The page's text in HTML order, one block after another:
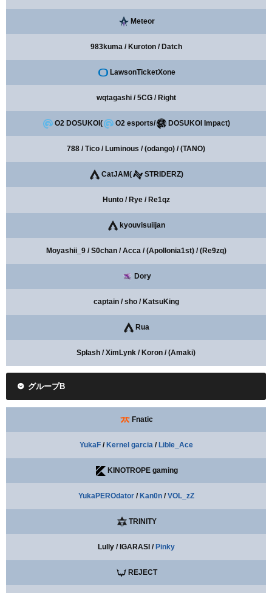
Meteor
983kuma / Kuroton / Datch
LawsonTicketXone
wqtagashi / 5CG / Right
O2 DOSUKOI( O2 esports/ DOSUKOI Impact)
788 / Tico / Luminous / (odango) / (TANO)
CatJAM( STRIDERZ)
Hunto / Rye / Re1qz
kyouvisuiijan
Moyashii_9 / S0chan / Acca / (Apollonia1st) / (Re9zq)
Dory
captain / sho / KatsuKing
Rua
Splash / XimLynk / Koron / (Amaki)
グループB
Fnatic
YukaF/ Kernel garcia / Lible_Ace
KINOTROPE gaming
YukaPEROdator/ Kan0n/VOL_zZ
TRINITY
Lully / IGARASI / Pinky
REJECT